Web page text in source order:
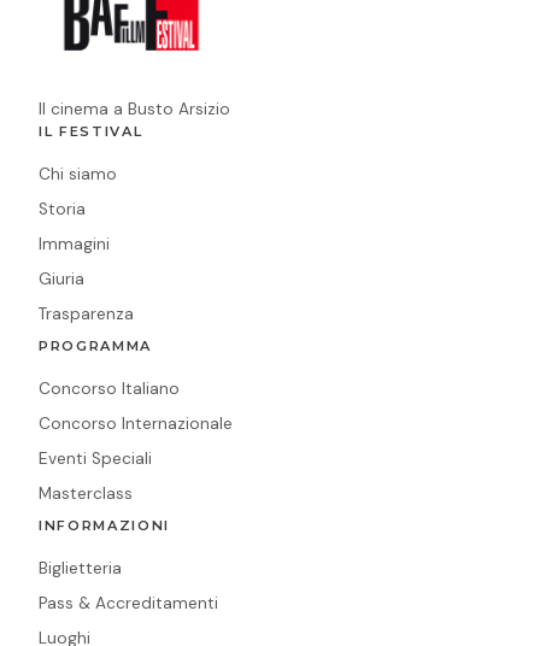
Il cinema a Busto Arsizio
IL FESTIVAL
Chi siamo
Storia
Immagini
Giuria
Trasparenza
PROGRAMMA
Concorso Italiano
Concorso Internazionale
Eventi Speciali
Masterclass
INFORMAZIONI
Biglietteria
Pass & Accreditamenti
Luoghi